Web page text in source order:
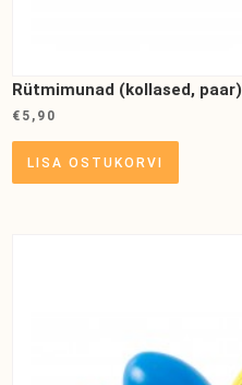
Rütmimunad (kollased, paar)
€ 5,90
LISA OSTUKORVI